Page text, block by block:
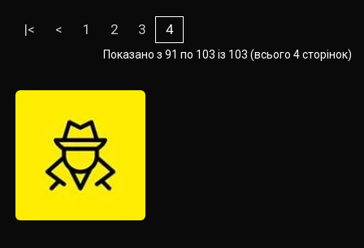
|< < 1 2 3 4
Показано з 91 по 103 із 103 (всього 4 сторінок)